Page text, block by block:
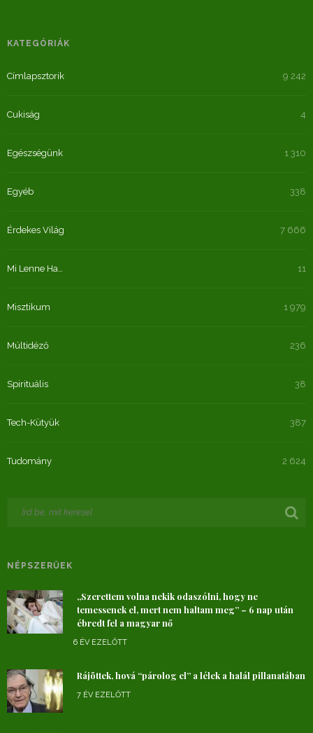
KATEGÓRIÁK
Címlapsztorik 9 242
Cukiság 4
Egészségünk 1 310
Egyéb 338
Érdekes Világ 7 666
Mi Lenne Ha… 11
Misztikum 1 979
Múltidéző 236
Spirituális 38
Tech-Kütyük 387
Tudomány 2 624
NÉPSZERŰEK
„Szerettem volna nekik odaszólni, hogy ne
temessenek el, mert nem haltam meg” – 6 nap után
ébredt fel a magyar nő
6 ÉV EZELŐTT
Rájöttek, hová “párolog el” a lélek a halál pillanatában
7 ÉV EZELŐTT